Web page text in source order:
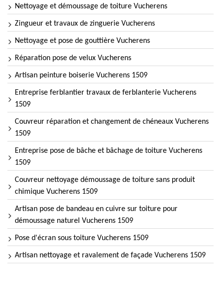
Nettoyage et démoussage de toiture Vucherens
Zingueur et travaux de zinguerie Vucherens
Nettoyage et pose de gouttière Vucherens
Réparation pose de velux Vucherens
Artisan peinture boiserie Vucherens 1509
Entreprise ferblantier travaux de ferblanterie Vucherens
1509
Couvreur réparation et changement de chéneaux Vucherens
1509
Entreprise pose de bâche et bâchage de toiture Vucherens
1509
Couvreur nettoyage démoussage de toiture sans produit
chimique Vucherens 1509
Artisan pose de bandeau en cuivre sur toiture pour
démoussage naturel Vucherens 1509
Pose d'écran sous toiture Vucherens 1509
Artisan nettoyage et ravalement de façade Vucherens 1509